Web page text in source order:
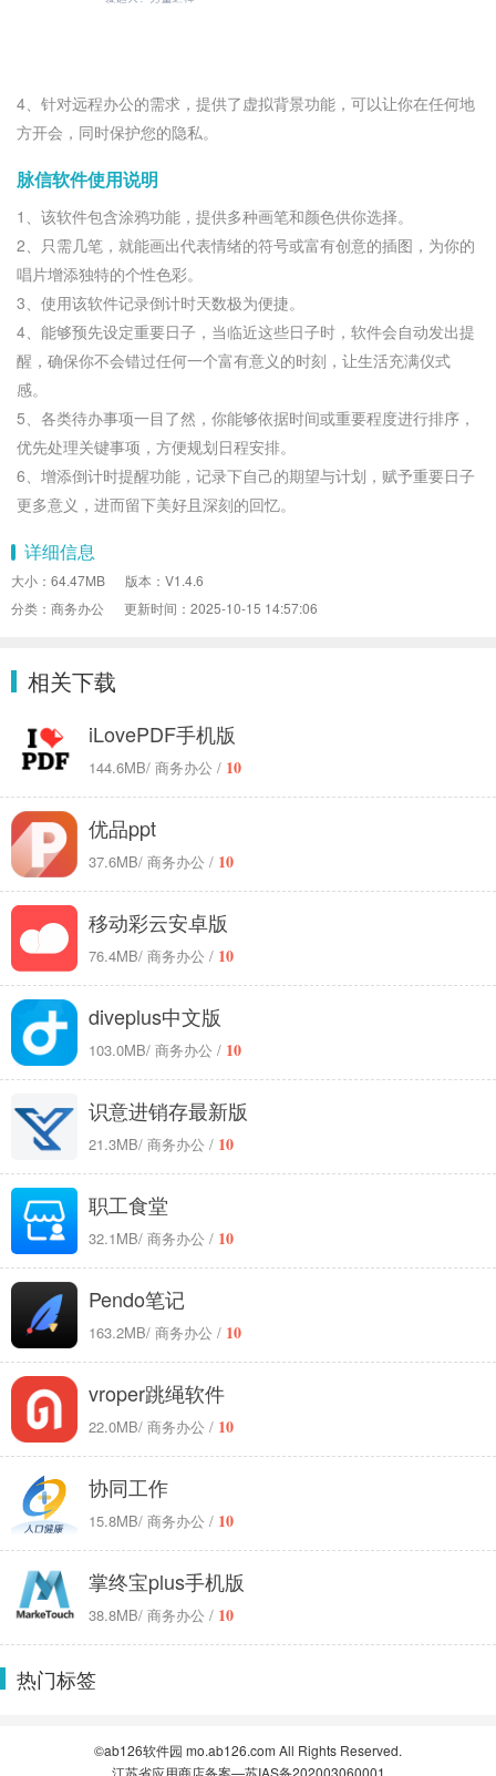
4、针对远程办公的需求，提供了虚拟背景功能，可以让你在任何地
方开会，同时保护您的隐私。
脉信软件使用说明
1、该软件包含涂鸦功能，提供多种画笔和颜色供你选择。
2、只需几笔，就能画出代表情绪的符号或富有创意的插图，为你的
唱片增添独特的个性色彩。
3、使用该软件记录倒计时天数极为便捷。
4、能够预先设定重要日子，当临近这些日子时，软件会自动发出提
醒，确保你不会错过任何一个富有意义的时刻，让生活充满仪式
感。
5、各类待办事项一目了然，你能够依据时间或重要程度进行排序，
优先处理关键事项，方便规划日程安排。
6、增添倒计时提醒功能，记录下自己的期望与计划，赋予重要日子
更多意义，进而留下美好且深刻的回忆。
详细信息
大小：64.47MB
版本：V1.4.6
分类：商务办公
更新时间：2025-10-15 14:57:06
相关下载
iLovePDF手机版
144.6MB/ 商务办公 / 10
优品ppt
37.6MB/ 商务办公 / 10
移动彩云安卓版
76.4MB/ 商务办公 / 10
diveplus中文版
103.0MB/ 商务办公 / 10
识意进销存最新版
21.3MB/ 商务办公 / 10
职工食堂
32.1MB/ 商务办公 / 10
Pendo笔记
163.2MB/ 商务办公 / 10
vroper跳绳软件
22.0MB/ 商务办公 / 10
协同工作
15.8MB/ 商务办公 / 10
掌终宝plus手机版
38.8MB/ 商务办公 / 10
热门标签
©ab126软件园 mo.ab126.com All Rights Reserved.
江苏省应用商店备案—苏IAS备202003060001